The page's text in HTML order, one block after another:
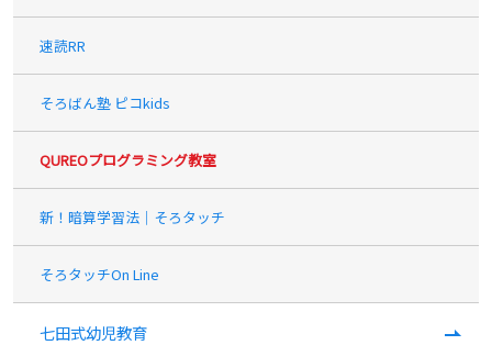
速読RR
そろばん塾 ピコkids
QUREOプログラミング教室
新！暗算学習法｜そろタッチ
そろタッチOn Line
七田式幼児教育